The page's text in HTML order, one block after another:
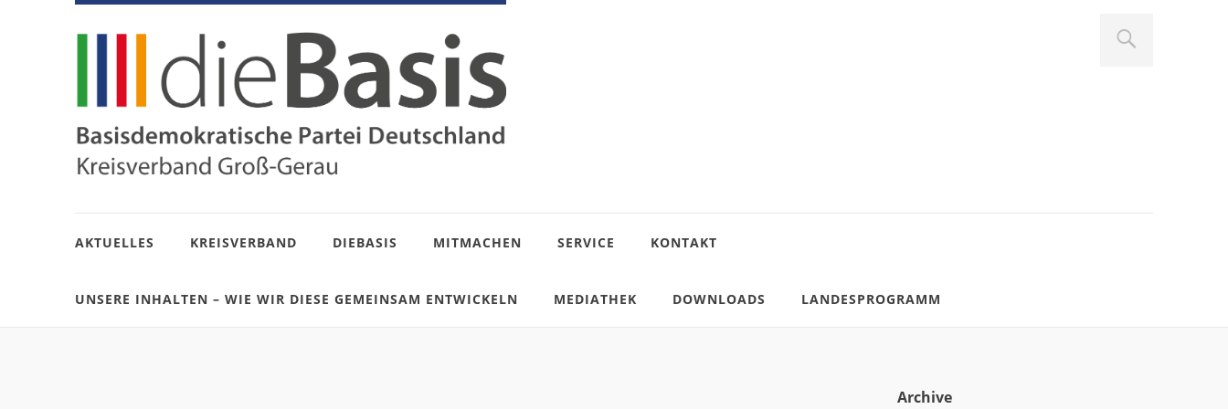
AKTUELLES KREISVERBAND DIEBASIS MITMACHEN SERVICE KONTAKT
UNSERE INHALTEN – WIE WIR DIESE GEMEINSAM ENTWICKELN MEDIATHEK DOWNLOADS LANDESPROGRAMM
Archive